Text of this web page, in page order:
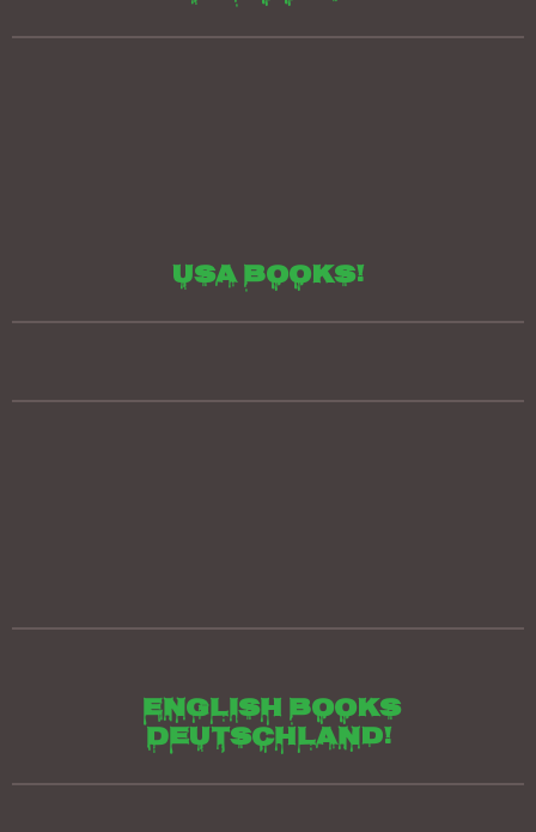
Usa books!
English books
Deutschland!